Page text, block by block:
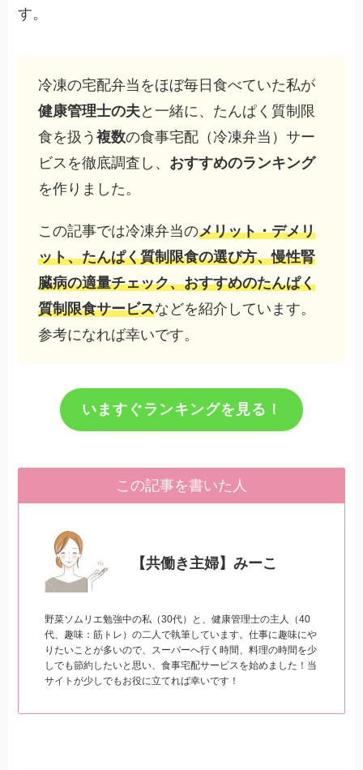
す。
冷凍の宅配弁当をほぼ毎日食べていた私が
健康管理士の夫と一緒に、たんぱく質制限
食を扱う複数の食事宅配（冷凍弁当）サー
ビスを徹底調査し、 おすすめのランキング
を作りました。
この記事では冷凍弁当のメリット・デメリ
ット、たんぱく質制限食の選び方、慢性腎
臓病の適量チェック、おすすめのたんぱく
質制限食サービスなどを紹介しています。
参考になれば幸いです。
いますぐランキングを見る！
この記事を書いた人
【共働き主婦】みーこ
野菜ソムリエ勉強中の私（30代）と、健康管理士の主人（40
代、趣味：筋トレ）の二人で執筆しています。仕事に趣味にや
りたいことが多いので、スーパーへ行く時間、料理の時間を少
しでも節約したいと思い、食事宅配サービスを始めました！当
サイトが少しでもお役に立てれば幸いです！